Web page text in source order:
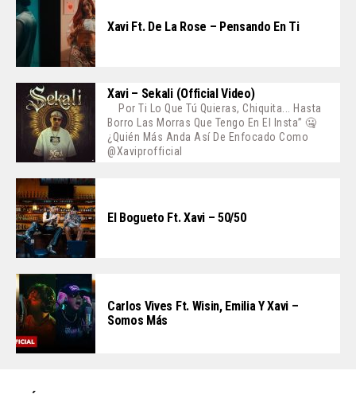
Xavi Ft. De La Rose – Pensando En Ti
Xavi – Sekali (Official Video)
Por Ti Lo Que Tú Quieras, Chiquita... Hasta
Borro Las Morras Que Tengo En El Insta” 🤐
¿Quién Más Anda Así De Enfocado Como
@xaviprofficial
El Bogueto Ft. Xavi – 50/50
Carlos Vives Ft. Wisin, Emilia Y Xavi –
Somos Más